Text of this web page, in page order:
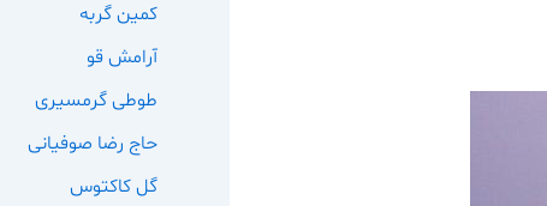
کمین گربه
آرامش قو
طوطی گرمسیری
حاج رضا صوفیانی
گل کاکتوس